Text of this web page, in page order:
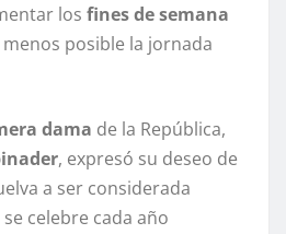
los fines de semana
posible la jornada
dama de la República,
, expresó su deseo de
a ser considerada
celebre cada año